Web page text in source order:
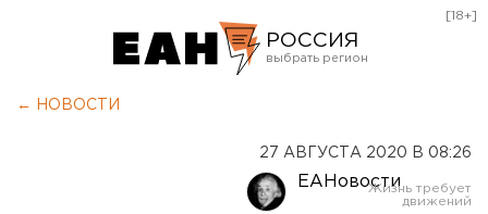
РОССИЯ
Оренбург
[18+]
← НОВОСТИ
27 АВГУСТА 2020 В 08:26
ЕАНовости